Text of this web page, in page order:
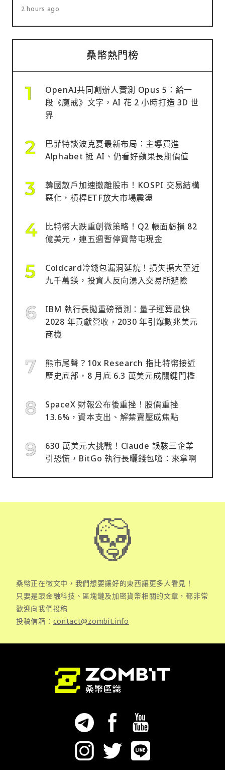
2 hours ago
桑幣熱門榜
OpenAI共同創辦人實測 Opus 5：給一
段《魔戒》文字，AI 花 2 小時打造 3D 世
界
巴菲特談波克夏最新布局：主導買進
Alphabet 挺 AI、仍看好蘋果長期價值
韓國散戶加速撤離股市！KOSPI 交易結構
惡化，槓桿ETF放大市場震盪
比特幣大跌重創微策略！Q2 帳面虧損 82
億美元，連五週暫停買幣屯現金
Coldcard冷錢包漏洞延燒！損失擴大至近
九千萬鎂，投資人反向湧入交易所避險
IBM 執行長拋重磅預測：量子運算最快
2028 年貢獻營收，2030 年引爆數兆美元
商機
熊市尾聲？10x Research 指比特幣接近
歷史底部，8 月底 6.3 萬美元成關鍵門檻
SpaceX 財報公布後重挫！股價重挫
13.6%，資本支出、解禁賣壓成焦點
630 萬美元大挑戰！Claude 誤駭三企業
引恐慌，BitGo 執行長曬錢包嗆：來拿啊
桑幣正在徵文中，我們想要讓好的東西讓更多人看見！
只要是跟金融科技、區塊鏈及加密貨幣相關的文章，都非常
歡迎向我們投稿
投稿信箱： contact@zombit.info